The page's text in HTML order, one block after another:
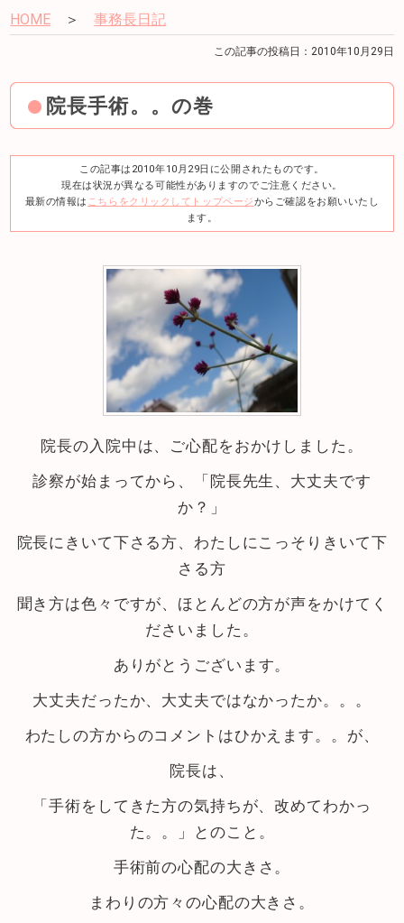
HOME ＞事務長日記
この記事の投稿日：2010年10月29日
院長手術。。の巻
この記事は2010年10月29日に公開されたものです。
現在は状況が異なる可能性がありますのでご注意ください。
最新の情報は こちらをクリックしてトップページからご確認をお願いいたし
ます。
院長の入院中は、ご心配をおかけしました。
診察が始まってから、「院長先生、大丈夫です
か？」
院長にきいて下さる方、わたしにこっそりきいて下
さる方
聞き方は色々ですが、ほとんどの方が声をかけてく
ださいました。
ありがとうございます。
大丈夫だったか、大丈夫ではなかったか。。。
わたしの方からのコメントはひかえます。。が、
院長は、
「手術をしてきた方の気持ちが、改めてわかっ
た。。」とのこと。
手術前の心配の大きさ。
まわりの方々の心配の大きさ。